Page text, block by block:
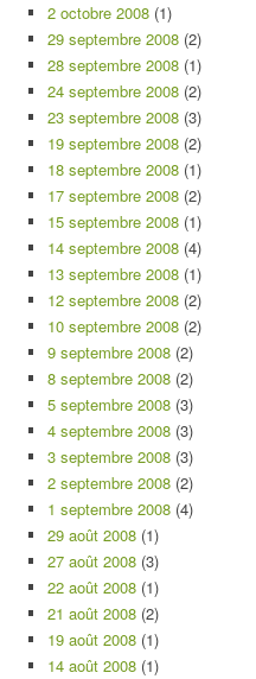
2 octobre 2008 (1)
29 septembre 2008 (2)
28 septembre 2008 (1)
24 septembre 2008 (2)
23 septembre 2008 (3)
19 septembre 2008 (2)
18 septembre 2008 (1)
17 septembre 2008 (2)
15 septembre 2008 (1)
14 septembre 2008 (4)
13 septembre 2008 (1)
12 septembre 2008 (2)
10 septembre 2008 (2)
9 septembre 2008 (2)
8 septembre 2008 (2)
5 septembre 2008 (3)
4 septembre 2008 (3)
3 septembre 2008 (3)
2 septembre 2008 (2)
1 septembre 2008 (4)
29 août 2008 (1)
27 août 2008 (3)
22 août 2008 (1)
21 août 2008 (2)
19 août 2008 (1)
14 août 2008 (1)